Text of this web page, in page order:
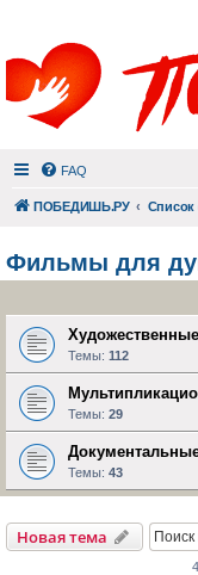
FAQ
ПОБЕДИШЬ.РУ
Фильмы для
Темы: 112
Темы: 29
Темы: 43
Новая тема